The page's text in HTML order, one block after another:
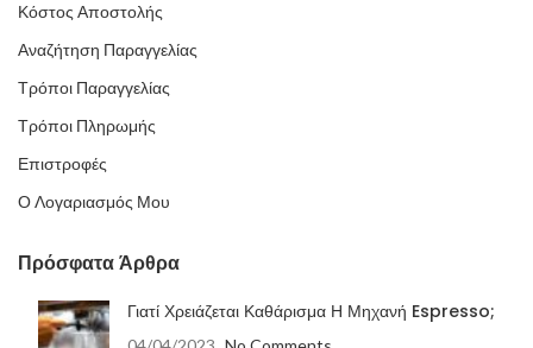
Κόστος Αποστολής
Αναζήτηση Παραγγελίας
Τρόποι Παραγγελίας
Τρόποι Πληρωμής
Επιστροφές
Ο Λογαριασμός Μου
Πρόσφατα Άρθρα
Γιατί Χρειάζεται Καθάρισμα Η Μηχανή Espresso;